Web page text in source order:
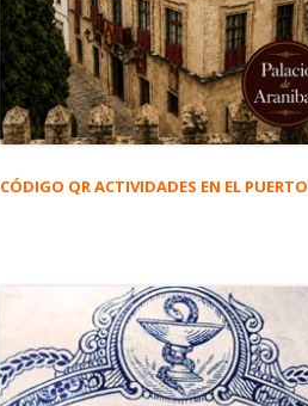
CÓDIGO QR ACTIVIDADES EN EL PUERTO